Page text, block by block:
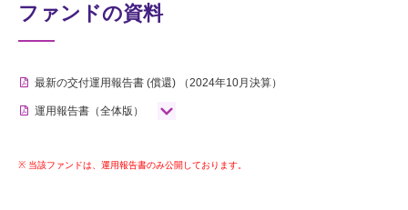
ファンドの資料
最新の交付運用報告書 (償還) （2024年10月決算）
運用報告書（全体版）
当該ファンドは、運用報告書のみ公開しております。